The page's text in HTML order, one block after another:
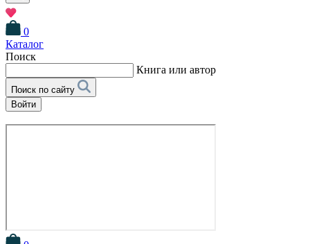
0
Каталог
Поиск
Книга или автор
Поиск по сайту
Войти